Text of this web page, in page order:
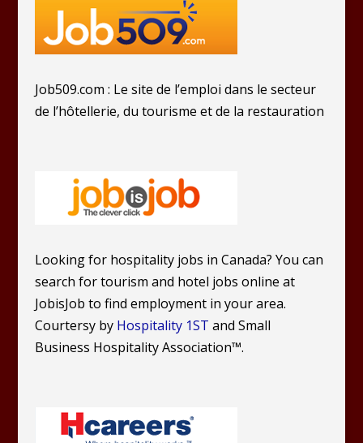
Job509.com : Le site de l’emploi dans le secteur
de l’hôtellerie, du tourisme et de la restauration
Looking for hospitality jobs in Canada? You can
search for tourism and hotel jobs online at
JobisJob to find employment in your area.
Courtersy by Hospitality 1ST and Small
Business Hospitality Association™.